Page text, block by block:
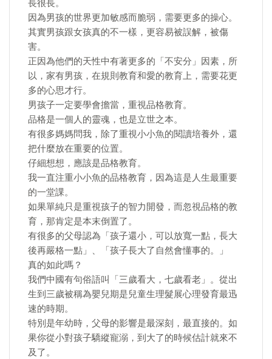
長很長。
因為男孩的世界更加敏感而脆弱，需要更多的操心。
其實男孩跟女孩真的不一樣，更容易被誤解，被傷
害。
正因為他們的天性中有著更多的「不安分」因素，所
以，家有男孩，在規則教育和愛的教育上，需要花更
多的心思才行。
男孩子一定要學會擔當，重視品格教育。
品格是一個人的靈魂，也是立世之本。
有很多媽媽問我，除了重視小小魚的閱讀培養外，還
把什麼放在重要的位置。
仔細想想，應該是品格教育。
我一直注重小小魚的品格教育，因為這是人生最重要
的一堂課。
如果單純只是重視孩子的智力開發，而忽視品格的教
育，那肯定是本末倒置了。
有很多的父母認為「孩子還小，可以放寬一點，長大
後再嚴格一點」、「孩子長大了自然會懂事的。」
真的如此嗎？
我們中國有句俗語叫「三歲看大，七歲看老」。從出
生到三歲被稱為嬰兒期是兒童生理髮展心理發育最迅
速的時期。
特別是年幼時，父母的影響是最深刻，最直接的。如
果你從小對孩子驕縱寵溺，到大了的時候估計就來不
及了。